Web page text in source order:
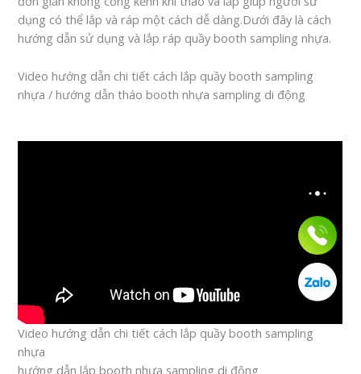
dụng có thể lắp và ráp một cách dễ dàng.Dưới đây là cách
hướng dẫn sử dụng và lắp ráp quầy booth sampling nhựa.
Video hướng dẫn chi tiết cách lắp quầy booth sampling
nhựa / hướng dẫn tháo booth nhựa sampling di động
Video hướng dẫn chi tiết cách lắp quầy booth sampling
nhựa
hướng dẫn lắp booth nhựa sampling di động